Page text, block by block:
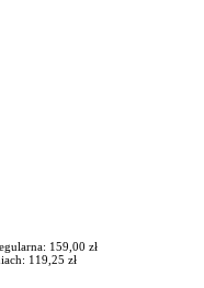
159,00 zł
119,25 zł